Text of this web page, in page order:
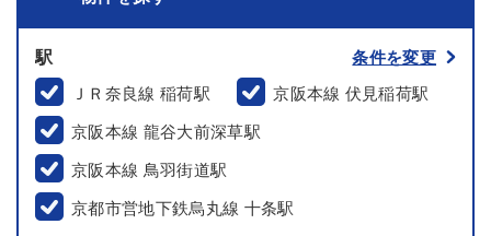
駅
条件を変更
ＪＲ奈良線 稲荷駅
京阪本線 伏見稲荷駅
京阪本線 龍谷大前深草駅
京阪本線 鳥羽街道駅
京都市営地下鉄烏丸線 十条駅